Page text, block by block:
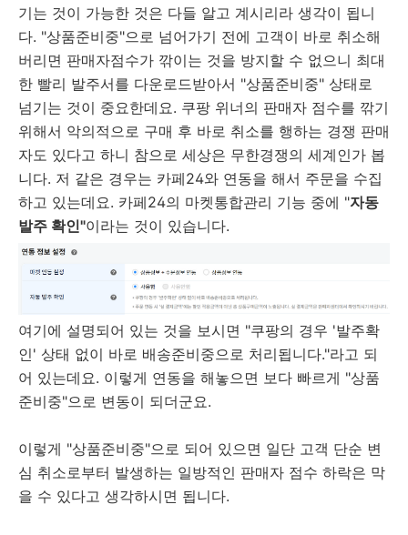
기는 것이 가능한 것은 다들 알고 계시리라 생각이 됩니
다. "상품준비중"으로 넘어가기 전에 고객이 바로 취소해
버리면 판매자점수가 깎이는 것을 방지할 수 없으니 최대
한 빨리 발주서를 다운로드받아서 "상품준비중" 상태로
넘기는 것이 중요한데요. 쿠팡 위너의 판매자 점수를 깎기
위해서 악의적으로 구매 후 바로 취소를 행하는 경쟁 판매
자도 있다고 하니 참으로 세상은 무한경쟁의 세계인가 봅
니다. 저 같은 경우는 카페24와 연동을 해서 주문을 수집
하고 있는데요. 카페24의 마켓통합관리 기능 중에 "자동
발주 확인"이라는 것이 있습니다.
여기에 설명되어 있는 것을 보시면 "쿠팡의 경우 '발주확
인' 상태 없이 바로 배송준비중으로 처리됩니다."라고 되
어 있는데요. 이렇게 연동을 해놓으면 보다 빠르게 "상품
준비중"으로 변동이 되더군요.
이렇게 "상품준비중"으로 되어 있으면 일단 고객 단순 변
심 취소로부터 발생하는 일방적인 판매자 점수 하락은 막
을 수 있다고 생각하시면 됩니다.